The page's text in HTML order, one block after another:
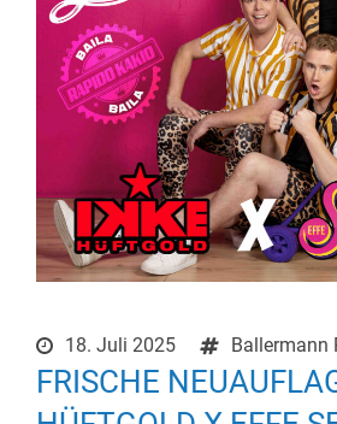
18. Juli 2025 Ballermann
FRISCHE